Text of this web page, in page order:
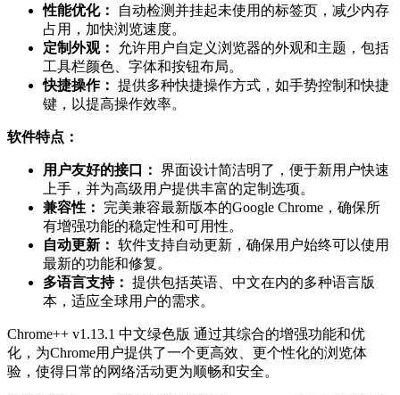
性能优化：
自动检测并挂起未使用的标签页，减少内存
占用，加快浏览速度。
定制外观：
允许用户自定义浏览器的外观和主题，包括
工具栏颜色、字体和按钮布局。
快捷操作： 提供多种快捷操作方式，如手势控制和快捷
键，以提高操作效率。
软件特点：
用户友好的接口： 界面设计简洁明了，便于新用户快速
上手，并为高级用户提供丰富的定制选项。
兼容性：
完美兼容最新版本的Google Chrome，确保所
有增强功能的稳定性和可用性。
自动更新： 软件支持自动更新，确保用户始终可以使用
最新的功能和修复。
多语言支持： 提供包括英语、中文在内的多种语言版
本，适应全球用户的需求。
Chrome++ v1.13.1 中文绿色版 通过其综合的增强功能和优
化，为Chrome用户提供了一个更高效、更个性化的浏览体
验，使得日常的网络活动更为顺畅和安全。